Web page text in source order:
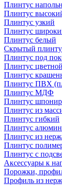
Плинтус
Плинтус
Плинтус узкий
Плинтус
Плинтус белый
Скрытый
Плинтус под
Плинтус цветной
Плинтус
Плинтус ПВХ
Плинтус МДФ
Плинтус
Плинтус из
Плинтус гибкий
Плинтус
Плинтус из
Плинтус
Плинтус с
Аксессуары к
Порожки,
Профиль из